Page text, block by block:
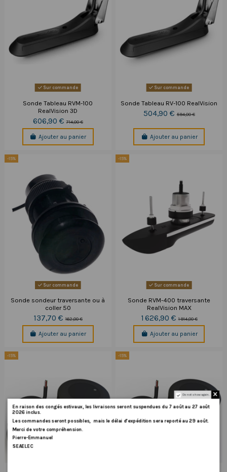
Sur commande
Sonde Tableau RVM-100
RealVision 3D
606,90 € 714,00 €
Ajouter au panier
Sur commande
Sonde Tableau RV-100 RealVision
504,90 €594,00 €
Ajouter au panier
-15%
Sur commande
Sonde sondeur traversante ou à
coller 50
137,70 € 162,00 €
Ajouter au panier
-15%
Sur commande
Sonde RVM-400 traversante
RealVision MAX
1 626,90 €1 914,00 €
Ajouter au panier
-15% -15%
Do not show again.
En raison des congés estivaux, les livraisons seront suspendues du 7 août au 27 août
2026 inclus.
Les commandes seront possibles, mais le délai d’expédition sera reporté au 29 août.
Merci de votre compréhension.
Pierre-Emmanuel
SEAELEC